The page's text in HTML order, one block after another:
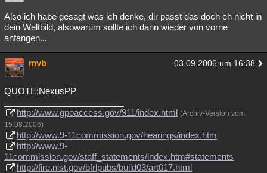
Also ich habe gesagt was ich denke, dir passt das doch eh nicht in
dein Weltbild, alsowarum sollte ich dann wieder von vorne
anfangen...
mvb 03.09.2006 um 16:38
QUOTE:NexusPP
http://www.gpoaccess.gov/911/index.html (Archiv-Version vom
15.08.2006)
http://www.9-11commission.gov/hearings/index.htm
http://www.9-
11commission.gov/staff_statements/index.htm#statements
http://fire.nist.gov/bfrlpubs/build03/art017.html